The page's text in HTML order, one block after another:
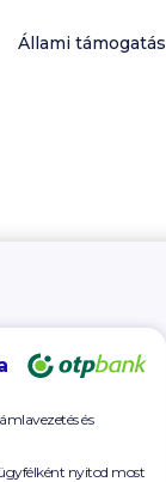
Állami támogatás
és
nyitod most